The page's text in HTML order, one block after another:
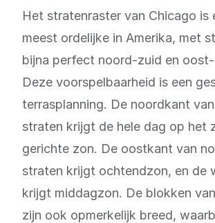
Het stratenraster van Chicago is
meest ordelijke in Amerika, met
bijna perfect noord-zuid en
Deze voorspelbaarheid is een
terrasplanning. De noordkant
straten krijgt de hele dag op het
gerichte zon. De oostkant van
straten krijgt ochtendzon, en de
krijgt middagzon. De blokken
zijn ook opmerkelijk breed,